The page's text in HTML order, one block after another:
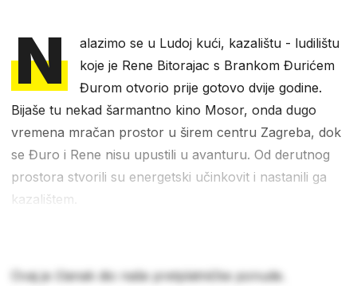
N
alazimo se u Ludoj kući, kazalištu - ludilištu
koje je Rene Bitorajac s Brankom Đurićem
Đurom otvorio prije gotovo dvije godine.
Bijaše tu nekad šarmantno kino Mosor, onda dugo
vremena mračan prostor u širem centru Zagreba, dok
se Đuro i Rene nisu upustili u avanturu. Od derutnog
prostora stvorili su energetski učinkovit i nastanili ga
kazalištem.
Ovaj je članak dio naše pretplatničke ponude.